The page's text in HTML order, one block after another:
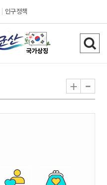
인구정책
검
색
기
+ -